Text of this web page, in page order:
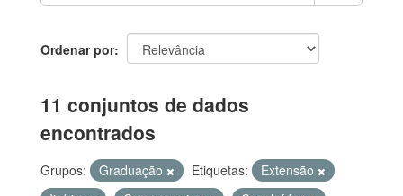
Ordenar por
11 conjuntos de dados
encontrados
Grupos: Graduação Etiquetas:
Extensão